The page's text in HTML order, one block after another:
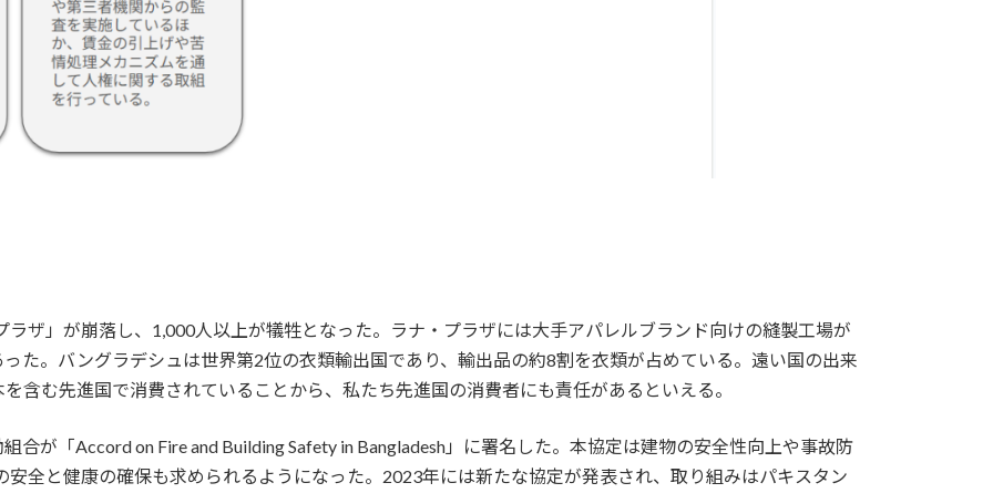
ザ」が崩落し、1,000人以上が犠牲となった。ラナ・プラザには大手アパレルブランド向けの縫製工場が
た。バングラデシュは世界第2位の衣類輸出国であり、輸出品の約8割を衣類が占めている。遠い国の出来
含む先進国で消費されていることから、私たち先進国の消費者にも責任があるといえる。
合が「Accord on Fire and Building Safety in Bangladesh」に署名した。本協定は建物の安全性向上や事故防
全と健康の確保も求められるようになった。2023年には新たな協定が発表され、取り組みはパキスタン